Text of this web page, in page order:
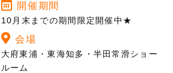
開催期間
10月末までの期間限定開催中★
会場
大府東浦・東海知多・半田常滑ショー
ルーム